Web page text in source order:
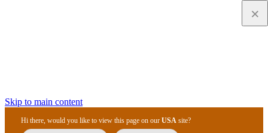
Skip to main content
Hi there, would you like to view this page on ourUSA site?